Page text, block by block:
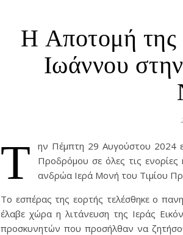
Η Αποτομή της
Ιωάννου
Τ
ην Πέμπτη 29 Αυγούστου 2024
Προδρόμου σε όλες τις
ανδρώα Ιερά Μονή του Τιμίου
Το εσπέρας της εορτής τελέσθηκε ο
έλαβε χώρα η λιτάνευση της Ιεράς
προσκυνητών που προσήλθαν να